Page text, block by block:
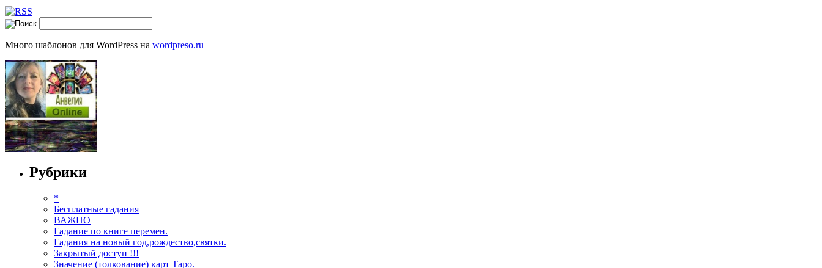
Много шаблонов для WordPress на wordpreso.ru
Рубрики
*
Бесплатные гадания
ВАЖНО
Гадание по книге перемен.
Гадания на новый год,рождество,святки.
Закрытый доступ !!!
Значение (толкование) карт Таро.